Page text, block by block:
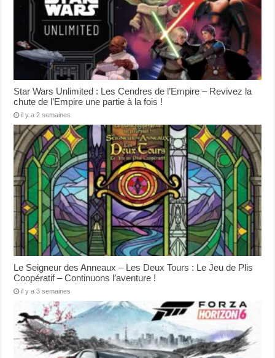
Star Wars Unlimited : Les Cendres de l’Empire – Revivez la
chute de l’Empire une partie à la fois !
il y a 2 semaines
Le Seigneur des Anneaux – Les Deux Tours : Le Jeu de Plis
Coopératif – Continuons l’aventure !
il y a 3 semaines